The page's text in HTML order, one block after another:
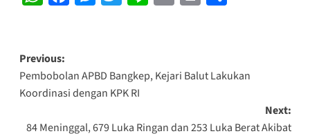
Post
navigation
Previous:
Pembobolan APBD Bangkep, Kejari Balut Lakukan
Koordinasi dengan KPK RI
Next:
84 Meninggal, 679 Luka Ringan dan 253 Luka Berat Akibat